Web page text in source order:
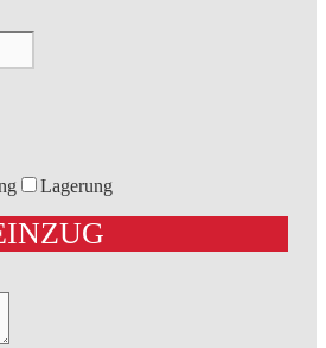
Lagerung